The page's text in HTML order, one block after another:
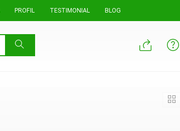
PROFIL TESTIMONIAL BLOG